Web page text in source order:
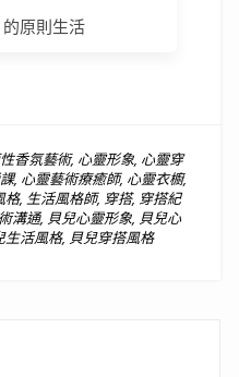
原則生活
香氛藝術, 心靈形象, 心靈穿
, 心靈藝術療癒師, 心靈衣櫥,
格, 生活風格師, 穿搭, 穿搭紀
溝通, 貝兒心靈形象, 貝兒心
生活風格, 貝兒穿搭風格